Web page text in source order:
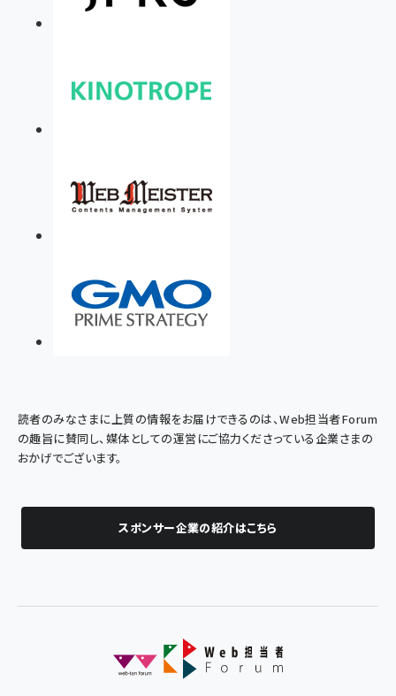
読者のみなさまに上質の情報をお届けできるのは、Web担当者Forum
の趣旨に賛同し、媒体としての運営にご協力くださっている企業さまの
おかげでございます。
スポンサー企業の紹介はこちら